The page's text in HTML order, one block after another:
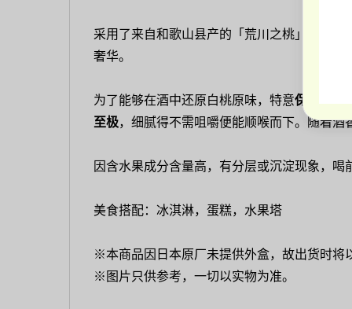
采用了来自和歌山县产的「荒川之桃」制作
奢华。
为了能够在酒中还原白桃原味，特意保留了果
至极，细腻得不需咀嚼便能顺喉而下。随着
因含水果成分含量高，有分层或沉淀现象，喝
美食搭配：冰淇淋，蛋糕，水果塔
※本商品因日本原厂未提供外盒，故出货时将
※图片只供参考，一切以实物为准。